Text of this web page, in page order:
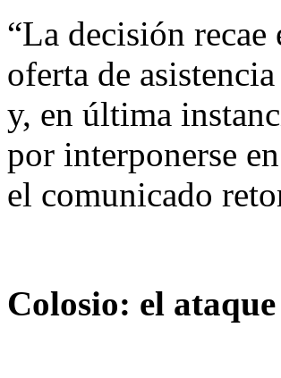
“La decisión
oferta de
y, en última
por interponerse
el comunicado
Colosio: el